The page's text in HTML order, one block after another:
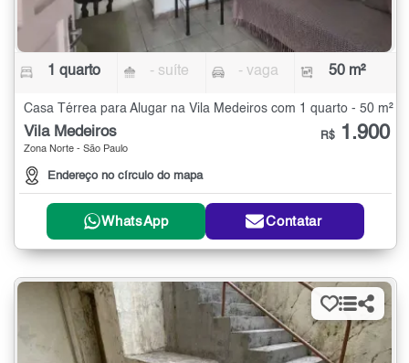
1 quarto - suíte - vaga 50 m²
Casa Térrea para Alugar na Vila Medeiros com 1 quarto - 50 m²
Vila Medeiros
Zona Norte - São Paulo
Endereço no círculo do mapa
R$ 1.900
WhatsApp Contatar